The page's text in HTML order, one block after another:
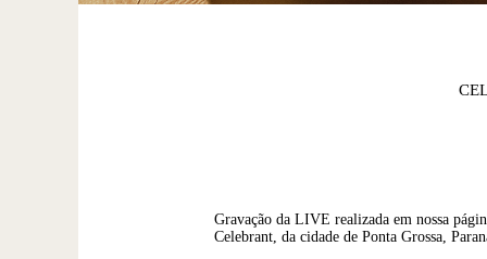
Gravação da LIVE realizada em nossa
Celebrant, da cidade de Ponta Grossa,